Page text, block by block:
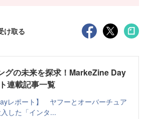
け取る
グの未来を探求！MarkeZine Day
連載記事一覧
レポート】 ヤフーとオーバーチュア
した「インタ...